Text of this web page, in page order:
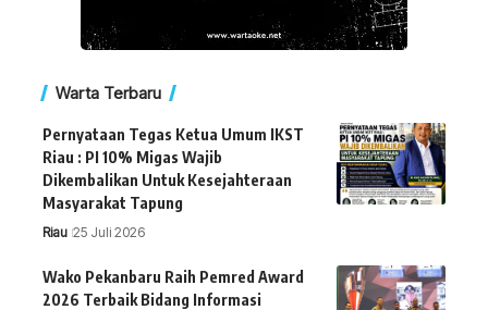
Warta Terbaru
Pernyataan Tegas Ketua Umum IKST
Riau : PI 10% Migas Wajib
Dikembalikan Untuk Kesejahteraan
Masyarakat Tapung
Riau 25 Juli 2026
Wako Pekanbaru Raih Pemred Award
2026 Terbaik Bidang Informasi